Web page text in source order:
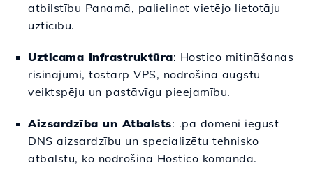
atbilstību Panamā, palielinot vietējo lietotāju
uzticību.
Uzticama Infrastruktūra: Hostico mitināšanas
risinājumi, tostarp VPS, nodrošina augstu
veiktspēju un pastāvīgu pieejamību.
Aizsardzība un Atbalsts: .pa domēni iegūst
DNS aizsardzību un specializētu tehnisko
atbalstu, ko nodrošina Hostico komanda.